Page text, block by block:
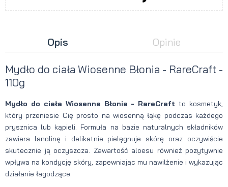
Opis Opinie
Mydło do ciała Wiosenne Błonia - RareCraft -
110g
Mydło do ciała Wiosenne Błonia - RareCraftto kosmetyk,
który przeniesie Cię prosto na wiosenną łąkę podczas każdego
prysznica lub kąpieli. Formuła na bazie naturalnych składników
zawiera lanolinę i delikatnie pielęgnuje skórę oraz oczywiście
skutecznie ją oczyszcza. Zawartość aloesu również pozytywnie
wpływa na kondycję skóry, zapewniając mu nawilżenie i wykazując
działanie łagodzące.